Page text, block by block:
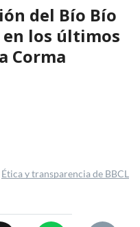
del Bío Bío
en los últimos
Corma
Ética y transparencia de BBCL